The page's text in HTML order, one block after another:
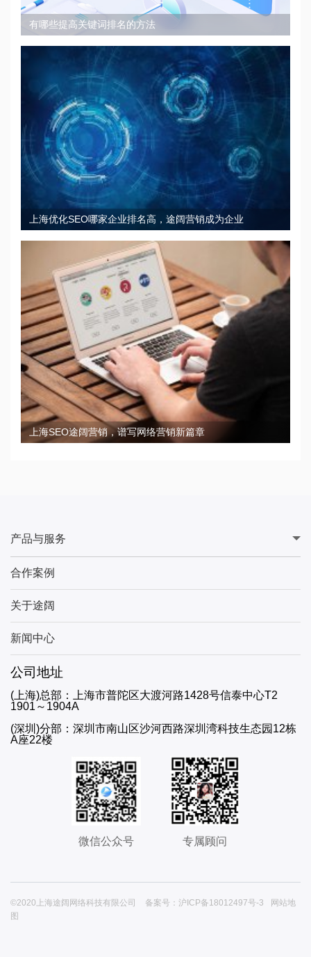
有哪些提高关键词排名的方法
上海优化SEO哪家企业排名高，途阔营销成为企业
上海SEO途阔营销，谱写网络营销新篇章
产品与服务
合作案例
关于途阔
新闻中心
公司地址
(上海)总部：上海市普陀区大渡河路1428号信泰中心T2
1901～1904A
(深圳)分部：深圳市南山区沙河西路深圳湾科技生态园12栋
A座22楼
微信公众号 专属顾问
©2020上海途阔网络科技有限公司 备案号：沪ICP备18012497号-3
网站地
图